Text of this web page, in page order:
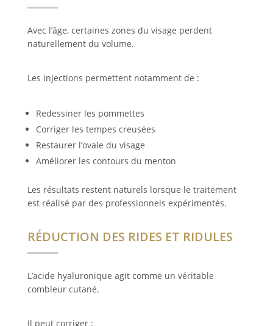
Avec l’âge, certaines zones du visage perdent
naturellement du volume.
Les injections permettent notamment de :
Redessiner les pommettes
Corriger les tempes creusées
Restaurer l’ovale du visage
Améliorer les contours du menton
Les résultats restent naturels lorsque le traitement
est réalisé par des professionnels expérimentés.
RÉDUCTION DES RIDES ET RIDULES
L’acide hyaluronique agit comme un véritable
combleur cutané.
Il peut corriger :